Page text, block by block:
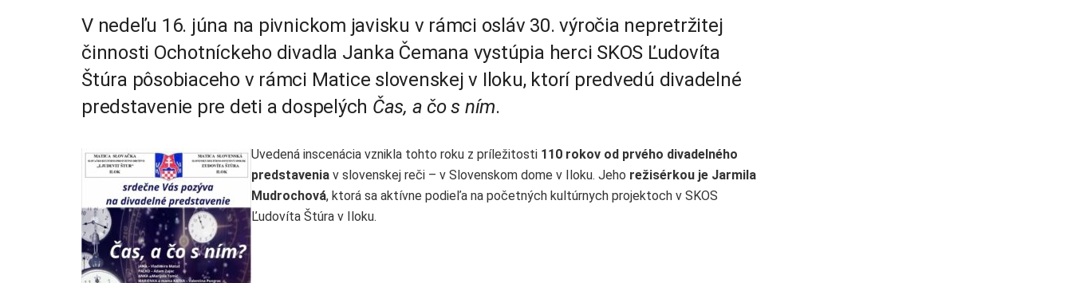
V nedeľu 16. júna na pivnickom javisku v rámci osláv 30. výročia nepretržitej
činnosti Ochotníckeho divadla Janka Čemana vystúpia herci SKOS Ľudovíta
Štúra pôsobiaceho v rámci Matice slovenskej v Iloku, ktorí predvedú divadelné
predstavenie pre deti a dospelých Čas, a čo s ním.
Uvedená inscenácia vznikla tohto roku z príležitosti 110 rokov od prvého divadelného
predstavenia v slovenskej reči – v Slovenskom dome v Iloku. Jeho režisérkou je Jarmila
Mudrochová, ktorá sa aktívne podieľa na početných kultúrnych projektoch v SKOS
Ľudovíta Štúra v Iloku.